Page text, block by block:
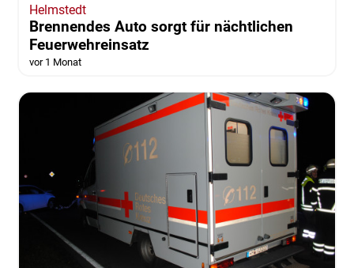
Helmstedt
Brennendes Auto sorgt für nächtlichen
Feuerwehreinsatz
vor 1 Monat